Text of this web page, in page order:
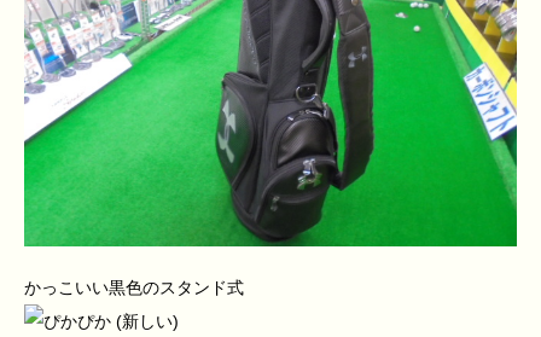
かっこいい黒色のスタンド式